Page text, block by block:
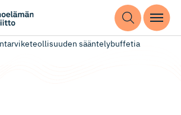
sääntelybuffetia